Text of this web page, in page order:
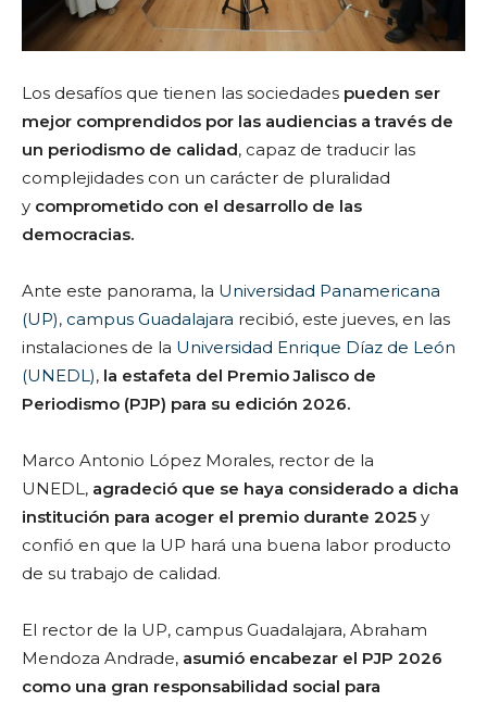
Los desafíos que tienen las sociedades pueden ser
mejor comprendidos por las audiencias a través de
un periodismo de calidad, capaz de traducir las
complejidades con un carácter de pluralidad
y comprometido con el desarrollo de las
democracias.
Ante este panorama, la Universidad Panamericana
(UP), campus Guadalajara recibió, este jueves, en las
instalaciones de la Universidad Enrique Díaz de León
(UNEDL), la estafeta del Premio Jalisco de
Periodismo (PJP) para su edición 2026.
Marco Antonio López Morales, rector de la
UNEDL, agradeció que se haya considerado a dicha
institución para acoger el premio durante 2025 y
confió en que la UP hará una buena labor producto
de su trabajo de calidad.
El rector de la UP, campus Guadalajara, Abraham
Mendoza Andrade, asumió encabezar el PJP 2026
como una gran responsabilidad social para